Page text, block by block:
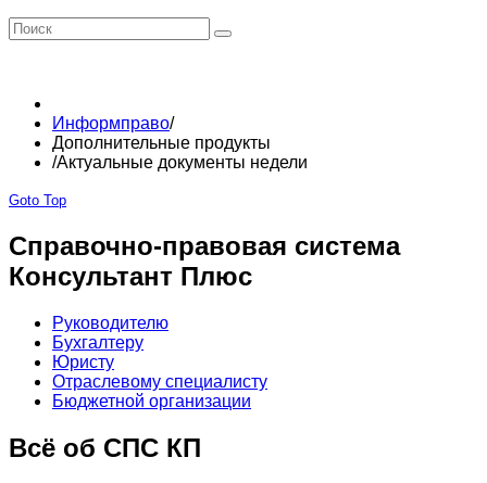
Информправо/
Дополнительные продукты
/Актуальные документы недели
Goto Top
Справочно-правовая система
Консультант Плюс
Руководителю
Бухгалтеру
Юристу
Отраслевому специалисту
Бюджетной организации
Всё об СПС КП